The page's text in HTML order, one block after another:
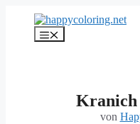
springen
Menü
Kranich
von